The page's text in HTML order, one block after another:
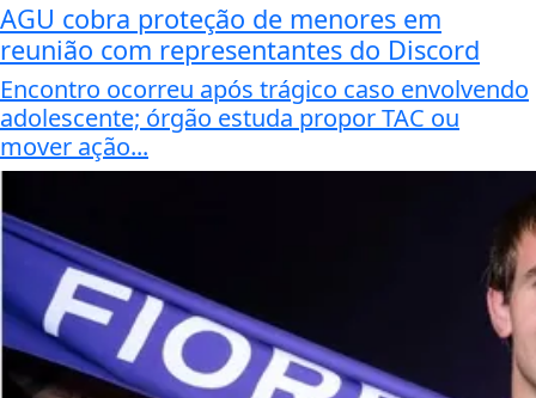
AGU cobra proteção de menores em
reunião com representantes do Discord
Encontro ocorreu após trágico caso envolvendo
adolescente; órgão estuda propor TAC ou
mover ação...